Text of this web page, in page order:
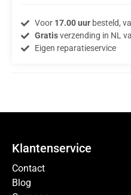
Voor 17.00 uurbesteld,
Gratisverzending in NL
Eigen reparatieservice
Klantenservice
Contact
Blog